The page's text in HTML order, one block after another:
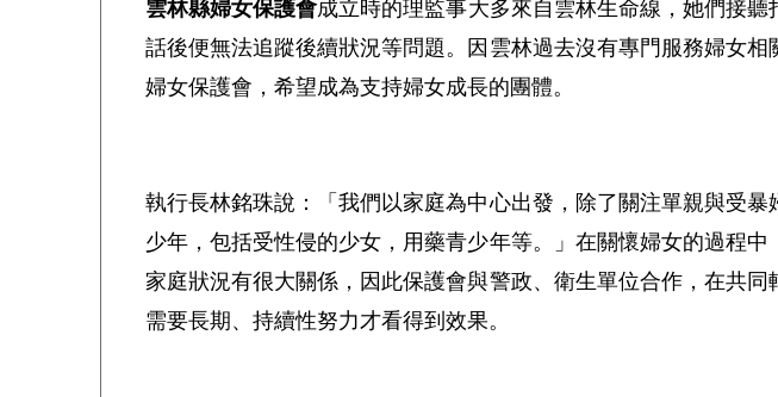
雲林縣婦女保護會成立時的理監事大多來自雲林生命線，她們接
話後便無法追蹤後續狀況等問題。因雲林過去沒有專門服務婦女
婦女保護會，希望成為支持婦女成長的團體。
執行長林銘珠說：「我們以家庭為中心出發，除了關注單親與受
少年，包括受性侵的少女，用藥青少年等。」在關懷婦女的過程
家庭狀況有很大關係，因此保護會與警政、衛生單位合作，在共
需要長期、持續性努力才看得到效果。